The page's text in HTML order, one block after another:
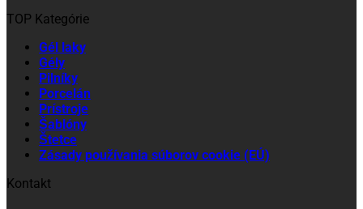
TOP Kategórie
Gél laky
Gély
Pilníky
Porcelán
Prístroje
Šablóny
Štetce
Zásady používania súborov cookie (EÚ)
Kontakt